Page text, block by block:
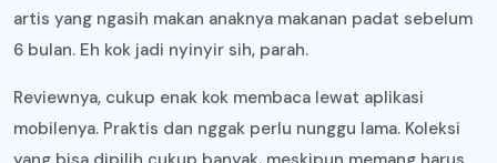
artis yang ngasih makan anaknya makanan padat sebelum
6 bulan. Eh kok jadi nyinyir sih, parah.
Reviewnya, cukup enak kok membaca lewat aplikasi
mobilenya. Praktis dan nggak perlu nunggu lama. Koleksi